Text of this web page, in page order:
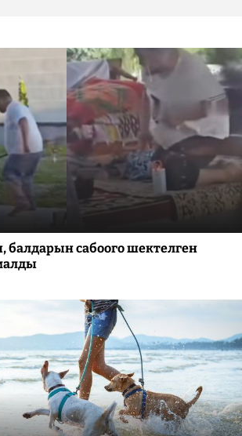
балдарын сабоого шектелген